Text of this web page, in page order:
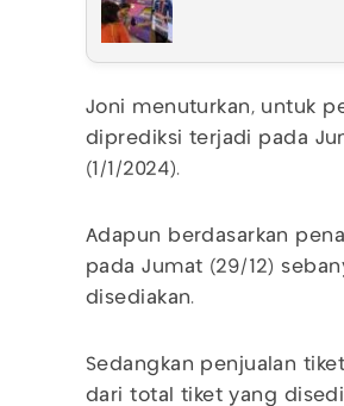
Joni menuturkan, untuk
diprediksi terjadi pada
(1/1/2024).
Adapun berdasarkan
pada Jumat (29/12)
disediakan.
Sedangkan penjualan
dari total tiket yang